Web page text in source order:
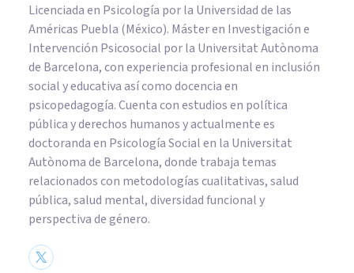
Licenciada en Psicología por la Universidad de las
Américas Puebla (México). Máster en Investigación e
Intervención Psicosocial por la Universitat Autònoma
de Barcelona, con experiencia profesional en inclusión
social y educativa así como docencia en
psicopedagogía. Cuenta con estudios en política
pública y derechos humanos y actualmente es
doctoranda en Psicología Social en la Universitat
Autònoma de Barcelona, donde trabaja temas
relacionados con metodologías cualitativas, salud
pública, salud mental, diversidad funcional y
perspectiva de género.